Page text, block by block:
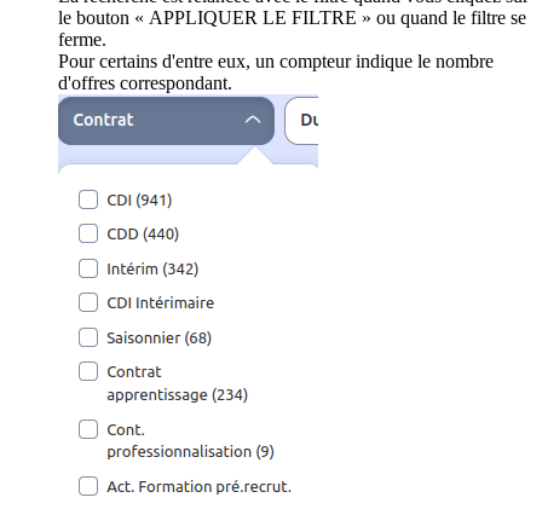
le bouton « APPLIQUER LE FILTRE » ou quand le filtre se
ferme.
Pour certains d'entre eux, un compteur indique le nombre
d'offres correspondant.